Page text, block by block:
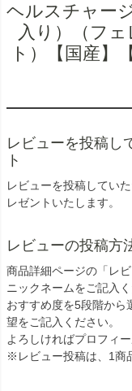
ヘルスチャー
入り）（フ
ト）【国産】
レビューを投稿し
ト
レビューを投稿してい
レゼントいたします。
レビューの投稿方
商品詳細ページの「レ
ニックネームをご記入く
おすすめ度を5段階から
望をご記入ください。
よろしければプロフィ
※レビュー投稿は、1商